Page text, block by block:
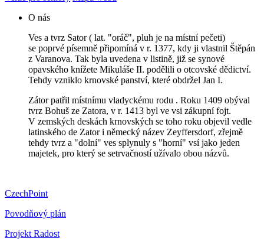
O nás
Ves a tvrz Sator ( lat. "oráč", pluh je na místní pečeti)
se poprvé písemně připomíná v r. 1377, kdy ji vlastnil Štěpán
z Varanova. Tak byla uvedena v listině, již se synové
opavského knížete Mikuláše II. podělili o otcovské dědictví.
Tehdy vzniklo krnovské panství, které obdržel Jan I.
Zátor patřil místnímu vladyckému rodu . Roku 1409 obýval
tvrz Bohuš ze Zatora, v r. 1413 byl ve vsi zákupní fojt.
V zemských deskách krnovských se toho roku objevil vedle
latinského de Zator i německý název Zeyffersdorf, zřejmě
tehdy tvrz a "dolní" ves splynuly s "horní" vsí jako jeden
majetek, pro který se setrvačností užívalo obou názvů.
CzechPoint
Povodňový plán
Projekt Radost